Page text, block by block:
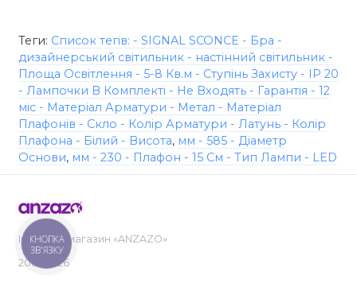
Теги: Список тегів: - SIGNAL SCONCE - Бра -
дизайнерський світильник - настінний світильник -
Площа Освітлення - 5-8 Кв.м - Ступінь Захисту - IP 20
- Лампочки В Комплекті - Не Входять - Гарантія - 12
міс - Матеріал Арматури - Метал - Матеріал
Плафонів - Скло - Колір Арматури - Латунь - Колір
Плафона - Білий - Висота, мм - 585 - Діаметр
Основи, мм - 230 - Плафон - 15 См - Тип Лампи - LED
Інтернет-магазин «ANZAZO»
2019-2026
КНОПКА
ЗВ'ЯЗКУ